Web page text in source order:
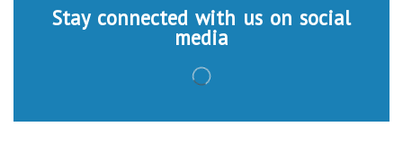
Stay connected with us on social
media